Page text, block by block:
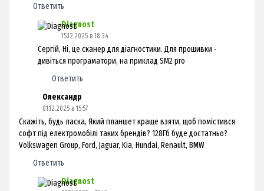
Ответить
Diagnost
15.12.2025 в 18:34
Сергій, Ні, це сканер для діагностики. Для прошивки -
дивіться програматори, на приклад SM2 pro
Ответить
Олександр
01.12.2025 в 15:57
Скажiть, будь ласка, Який планшет краще взяти, щоб помiстився
софт пiд електромобiлi таких брендiв? 128Гб буде достатньо?
Volkswagen Group, Ford, Jaguar, Kia, Hundai, Renault, BMW
Ответить
Diagnost